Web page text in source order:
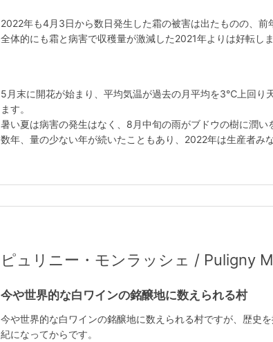
2022年も4月3日から数日発生した霜の被害は出たものの、前
全体的にも霜と病害で収穫量が激減した2021年よりは好転しま
5月末に開花が始まり、平均気温が過去の月平均を3℃上回り
ます。
暑い夏は病害の発生はなく、8月中旬の雨がブドウの樹に潤
数年、量の少ない年が続いたこともあり、2022年は生産者み
ピュリニー・モンラッシェ / Puligny
今や世界的な白ワインの銘醸地に数えられる村
今や世界的な白ワインの銘醸地に数えられる村ですが、歴史
紀になってからです。